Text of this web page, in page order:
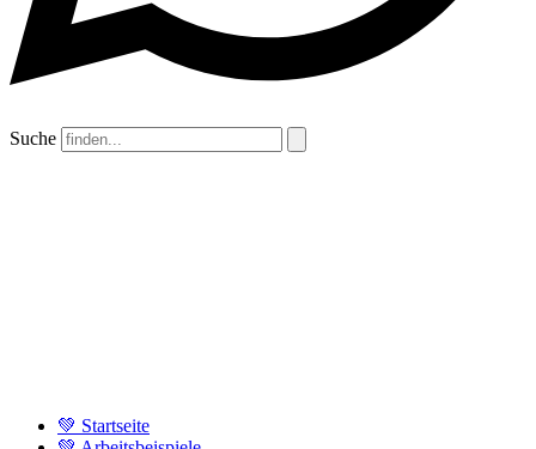
Suche
💚 Startseite